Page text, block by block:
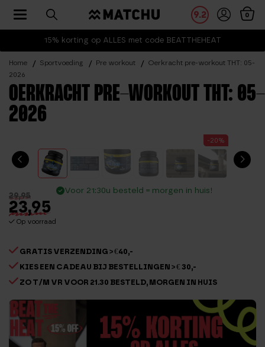
15% korting op ALLES met code BEATTHEHEAT
9.2 0
Toggle navigation
Home Sportvoeding Pre workout
Oerkracht pre-workout THT: 05-
2026
OERKRACHT PRE-WORKOUT THT: 05-
2026
-20%
29,95
23,95
Op voorraad
Voor 21:30u besteld = morgen in huis!
GRATIS VERZENDING > €40,-
KIES EEN CADEAU BIJ BESTELLINGEN > € 30,-
ZO T/M VR VOOR 21.30 BESTELD, MORGEN IN HUIS